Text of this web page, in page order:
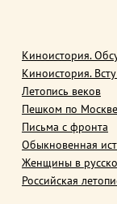
Киноистория.
Киноистория.
Летопись веков
Пешком по Москве
Письма с фронта
Обыкновенная
Женщины в
Российская